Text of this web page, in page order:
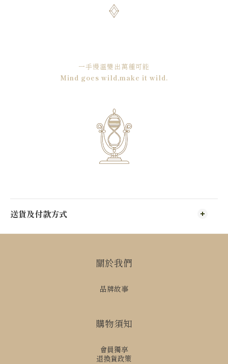
一手慢溫變出萬種可能
Mind goes wild,make it wild.
送貨及付款方式
關於我們
品牌故事
購物須知
會員獨享
退換貨政策